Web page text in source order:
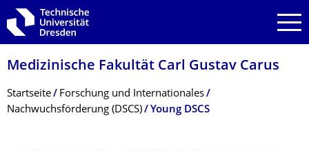
Zur Hauptnavigation springen
Zur Suche springen
Zum Inhalt springen
Medizinische Fakultät Carl Gustav Carus
Breadcrumb-Menü
Startseite
Forschung und Internationales
Nachwuchsförderung (DSCS)
Young DSCS